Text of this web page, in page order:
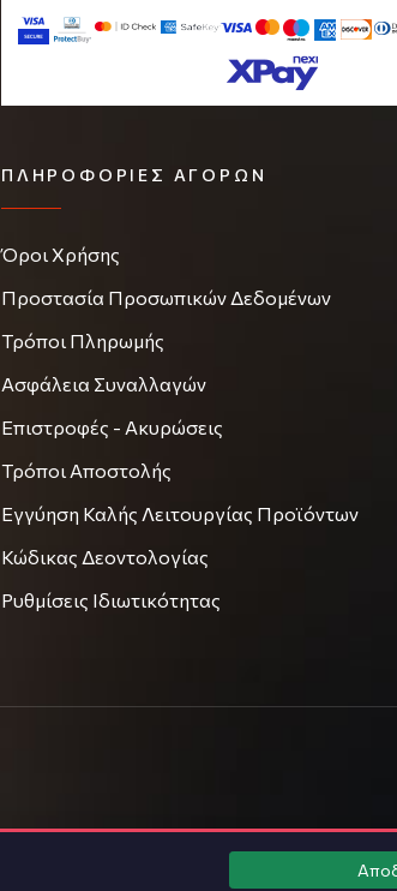
ΠΛΗΡΟΦΟΡΊΕΣ ΑΓΟΡΏΝ
Όροι Χρήσης
Προστασία Προσωπικών Δεδομένων
Τρόποι Πληρωμής
Ασφάλεια Συναλλαγών
Επιστροφές - Ακυρώσεις
Τρόποι Αποστολής
Εγγύηση Καλής Λειτουργίας Προϊόντων
Κώδικας Δεοντολογίας
Ρυθμίσεις Ιδιωτικότητας